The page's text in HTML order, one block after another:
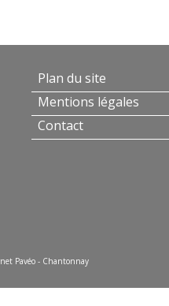
Plan du site
Mentions légales
Contact
Pavéo - Chantonnay